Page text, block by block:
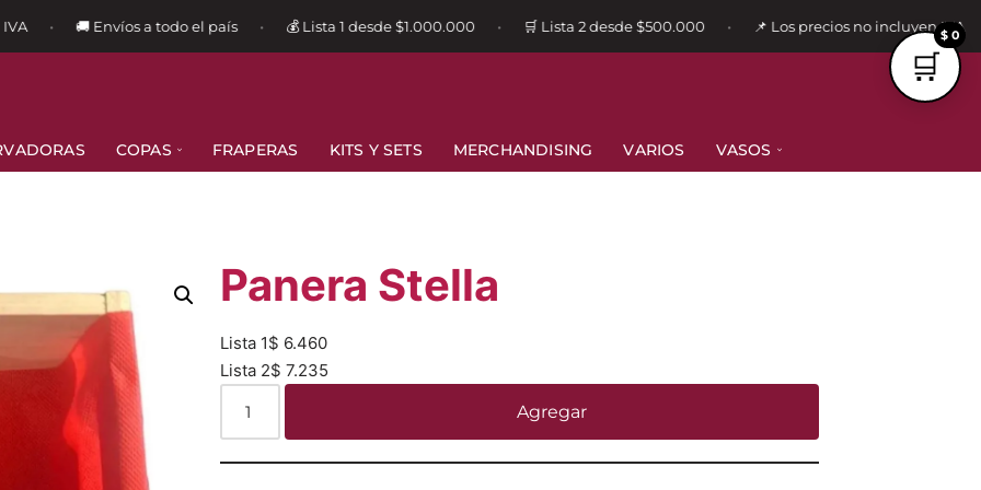
🚚 Envíos a todo el país 💰 Lista 1 desde $1.000.000 🛒 Lista 2 desde $500.000 📌 Los precios no incluyen IVA
COPAS FRAPERAS KITS Y SETS MERCHANDISING VARIOS VASOS
Panera Stella
Lista 1$ 6.460
Lista 2$ 7.235
Agregar
$ 0